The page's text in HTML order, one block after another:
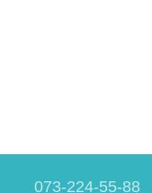
073-224-55-88